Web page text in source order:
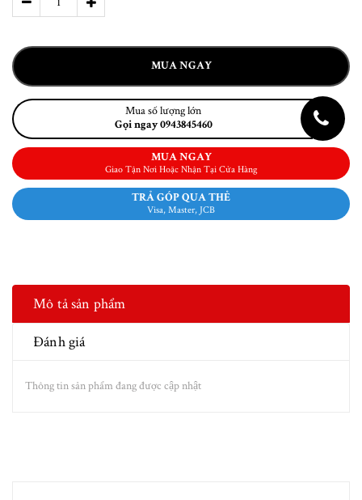
MUA NGAY
Mua số lượng lớn
Gọi ngay 0943845460
MUA NGAY
Giao Tận Nơi Hoặc Nhận Tại Cửa Hàng
TRẢ GÓP QUA THẺ
Visa, Master, JCB
Mô tả sản phẩm
Đánh giá
Thông tin sản phẩm đang được cập nhật